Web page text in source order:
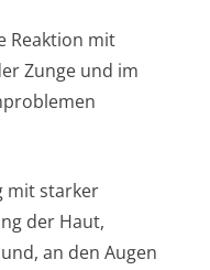
Reaktion mit
Zunge und im
mit starker
der Haut,
an den Augen